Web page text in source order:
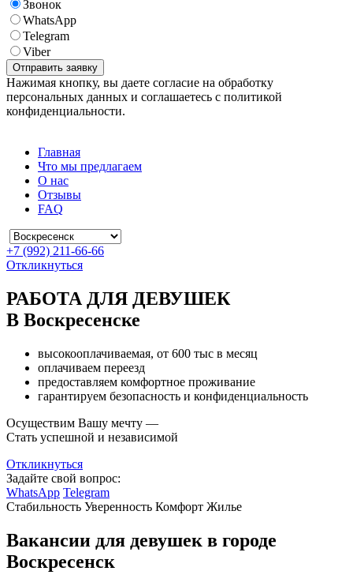
Звонок
WhatsApp
Telegram
Viber
Нажимая кнопку, вы даете согласие на обработку
персональных данных и соглашаетесь с политикой
конфиденциальности.
Главная
Что мы предлагаем
О нас
Отзывы
FAQ
+7 (992) 211-66-66
Откликнуться
РАБОТА ДЛЯ ДЕВУШЕК
В Воскресенске
высокооплачиваемая, от 600 тыс в месяц
оплачиваем переезд
предоставляем комфортное проживание
гарантируем безопасность и конфиденциальность
Осуществим Вашу мечту —
Стать успешной и независимой
Откликнуться
Задайте свой вопрос:
WhatsApp Telegram
Стабильность Уверенность Комфорт Жилье
Вакансии для девушек в городе
Воскресенск